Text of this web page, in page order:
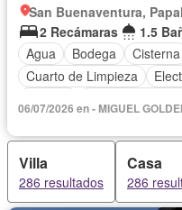
San Buenaventura,
2 Recámaras
1.5
Agua
Bodega Cisterna
Cuarto de Limpieza
06/07/2026 en - MIGUEL
Villa
286 resultados
Casa
286